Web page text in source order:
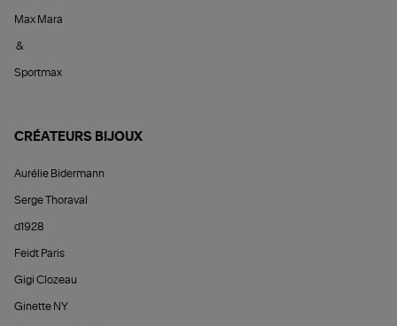
Max Mara
&
Sportmax
CRÉATEURS BIJOUX
Aurélie Bidermann
Serge Thoraval
d1928
Feidt Paris
Gigi Clozeau
Ginette NY